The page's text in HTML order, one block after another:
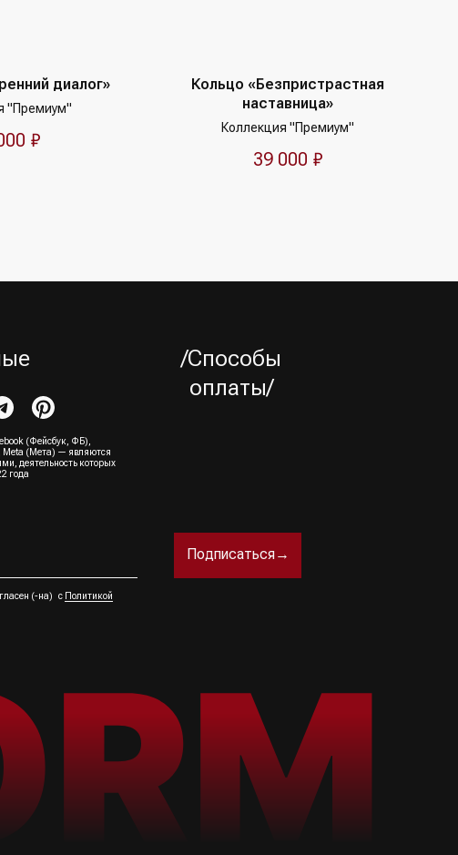
диалог»
"Премиум"
₽
Кольцо «Безпристрастная
наставница»
Коллекция "Премиум"
39 000 ₽
(-на) с
Политикой
/Способы
оплаты/
(Фейсбук, ФБ),
Meta (Мета) — являются
деятельность которых
года
Подписаться→